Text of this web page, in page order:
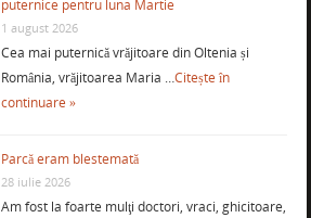
puternice pentru luna Martie
1 august 2026
Cea mai puternică vrăjitoare din Oltenia și
România, vrăjitoarea Maria …Citește în
continuare »
Parcă eram blestemată
28 iulie 2026
Am fost la foarte mulţi doctori, vraci, ghicitoare,